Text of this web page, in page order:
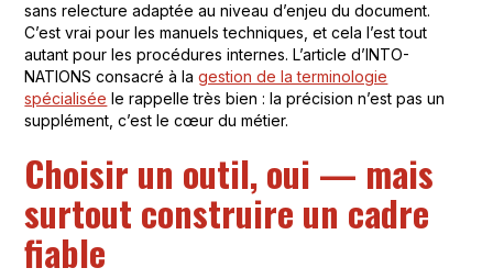
sans relecture adaptée au niveau d’enjeu du document.
C’est vrai pour les manuels techniques, et cela l’est tout
autant pour les procédures internes. L’article d’INTO-
NATIONS consacré à lagestion de la terminologie
spécialisée le rappelle très bien : la précision n’est pas un
supplément, c’est le cœur du métier.
Choisir un outil, oui — mais
surtout construire un cadre
fiable